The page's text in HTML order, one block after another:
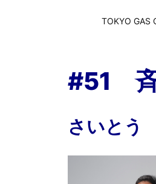
TOKYO GAS
#51
さいとう